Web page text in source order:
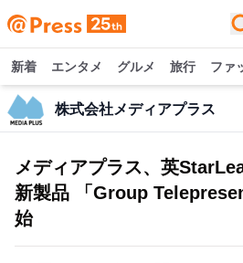
新着 エンタメ グルメ 旅行 ファ
株式会社メディアプラス
メディアプラス、英
新製品 「Group
始